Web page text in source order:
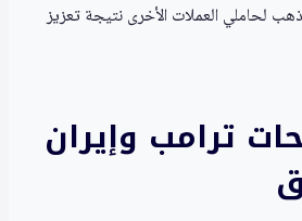
لحاملي العملات الأخرى نتيجة تعزيز
ترامب وإيران